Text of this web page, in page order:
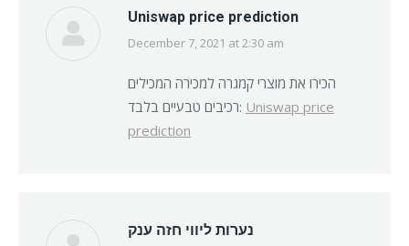
Uniswap price prediction
says:
December 7, 2021 at 2:30 am
הכירו את מוצרי קמגרה למכירה המכילים
רכיבים טבעיים בלבד: Uniswap price
prediction
נערות ליווי חזה ענק